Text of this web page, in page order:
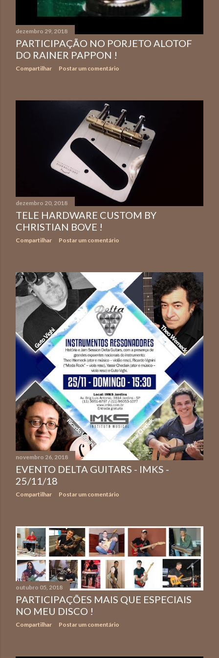
dezembro 29, 2018
PARTICIPAÇÃO NO PORJETO ALOTOF
DO RAINER PAPPON !
Compartilhar Postar um comentário
dezembro 20, 2018
TELE HARDWARE CUSTOM BY
CHRISTIAN BOVE !
Compartilhar Postar um comentário
novembro 26, 2018
EVENTO DELTA GUITARS - IMKS -
25/11/18
Compartilhar Postar um comentário
outubro 05, 2018
PARTICIPAÇÕES MAIS QUE ESPECIAIS
NO MEU DISCO !
Compartilhar Postar um comentário